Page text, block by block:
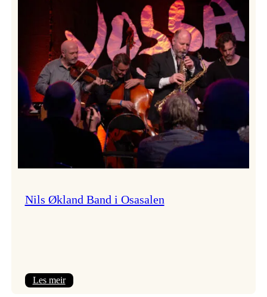
siderhimmelen
til
Vossa
Jazz
Nils Økland Band i Osasalen
Les meir: